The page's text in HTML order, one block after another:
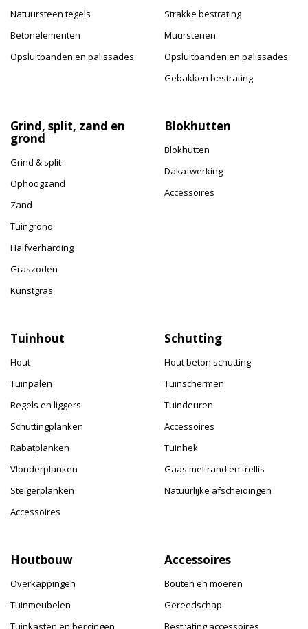
Natuursteen tegels
Betonelementen
Opsluitbanden en palissades
Strakke bestrating
Muurstenen
Opsluitbanden en palissades
Gebakken bestrating
Grind, split, zand en
grond
Grind & split
Ophoogzand
Zand
Tuingrond
Halfverharding
Graszoden
Kunstgras
Blokhutten
Blokhutten
Dakafwerking
Accessoires
Tuinhout
Hout
Tuinpalen
Regels en liggers
Schuttingplanken
Rabatplanken
Vlonderplanken
Steigerplanken
Accessoires
Schutting
Hout beton schutting
Tuinschermen
Tuindeuren
Accessoires
Tuinhek
Gaas met rand en trellis
Natuurlijke afscheidingen
Houtbouw
Overkappingen
Tuinmeubelen
Tuinkasten en bergingen
Accessoires
Bouten en moeren
Gereedschap
Bestrating accessoires